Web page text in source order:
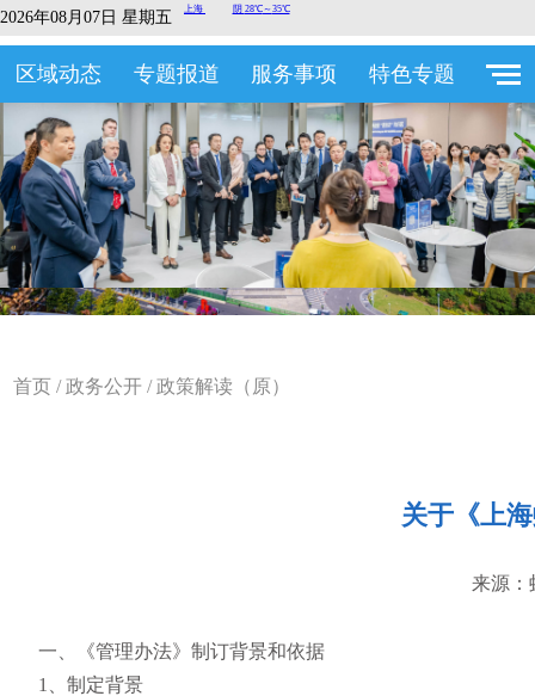
2026年08月07日 星期五
区域动态 专题报道 服务事项 特色专题
首页 /政务公开 /政策解读（原）
关于《上
来源：
一、《管理办法》制订背景和依据
1、制定背景